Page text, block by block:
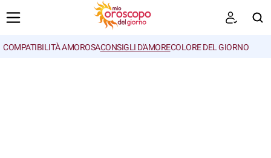
COMPATIBILITÀ AMOROSACONSIGLI D'AMORECOLORE DEL GIORNO